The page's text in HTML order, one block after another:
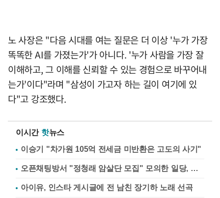
노 사장은 "다음 시대를 여는 질문은 더 이상 '누가 가장
똑똑한 AI를 가졌는가'가 아니다. '누가 사람을 가장 잘
이해하고, 그 이해를 신뢰할 수 있는 경험으로 바꾸어내
는가'이다"라며 "삼성이 가고자 하는 길이 여기에 있
다"고 강조했다.
이시간 핫뉴스
이승기 "차가원 105억 전세금 미반환은 고도의 사기"
오픈채팅방서 "정청래 암살단 모집" 모의한 일당, 불구속 송치
아이유, 인스타 게시글에 전 남친 장기하 노래 선곡